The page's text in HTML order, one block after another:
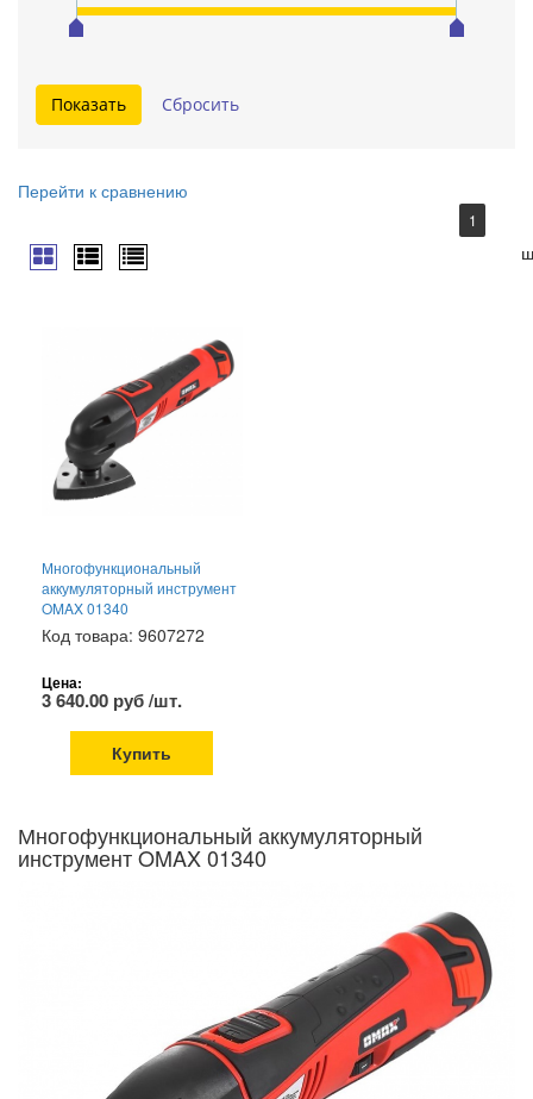
Перейти к сравнению
1
Многофункциональный
аккумуляторный инструмент
OMAX 01340
Код товара: 9607272
Цена:
3 640.00 руб /шт.
Купить
Многофункциональный аккумуляторный
инструмент OMAX 01340